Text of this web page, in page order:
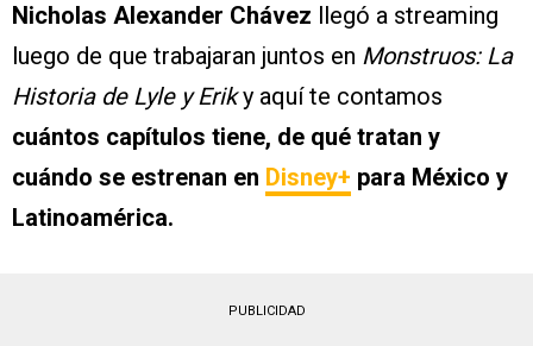
Nicholas Alexander Chávez
llegó a streaming
luego de que trabajaran juntos en Monstruos: La
Historia de Lyle y Eriky aquí te contamos
cuántos capítulos tiene, de qué tratan y
cuándo se estrenan en Disney+ para México y
Latinoamérica.
PUBLICIDAD